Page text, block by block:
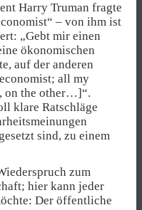
Harry Truman fragte
– von ihm ist
„Gebt mir einen
ökonomischen
auf der anderen
all my
on the other…]“.
klare Ratschläge
sind, zu einem
zum
hier kann jeder
Der öffentliche